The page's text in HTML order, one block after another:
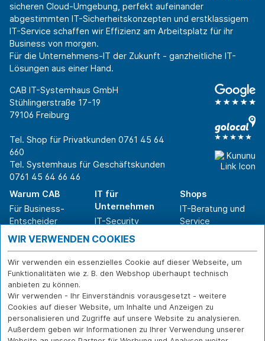
sicheren Cloud-Umgebung, perfekt aufeinander
abgestimmten IT-Sicherheitskonzepten und erstklassigem
IT-Service schaffen wir Effizienz am Arbeitsplatz für ihr
Business von morgen.
Für die Unternehmens-IT der Zukunft - ganzheitliche IT-
Lösungen aus einer Hand.
CAB IT-Systemhaus GmbH
Stühlingerstraße 17-19
79106 Freiburg
Tel. Shop für Privatkunden 0761 45 64
660
Tel. Systemhaus für Geschäftskunden
0761 45 64 66 46
Warum CAB
Für Business-
Entscheider
Für IT-Leiter
Für Privatkunden
Erfolgsgeschichte
n
Branchen
IT für
Unternehmen
IT-Security
IT-Infrastruktur
IT-Service
Softwarelösungen
WLAN-Lösungen
Shops
IT-Beratung und
Service
Versand- und
Zahlarten
Widerruf
Über CAB
Karriere
Kontakt
IMPRESSUM
DATENSCHUTZ
WIR VERWENDEN COOKIES
Wir verwenden ein essenzielles Cookie auf dieser Webseite, um
Funktionalitäten wie z. B. den Webshop überhaupt technisch
anbieten zu können.
Wir verwenden - Ihr Einverständnis vorausgesetzt - weitere
Cookies auf dieser Website, um Inhalte und Anzeigen zu
personalisieren und Zugriffe auf unsere Website zu analysieren.
Außerdem geben wir Informationen zu Ihrer Verwendung unserer